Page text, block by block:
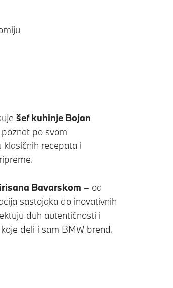
šef kuhinje Bojan
poznat po svom
klasičnih recepata i
Bavarskom – od
sastojaka do inovativnih
duh autentičnosti i
deli i sam BMW brend.